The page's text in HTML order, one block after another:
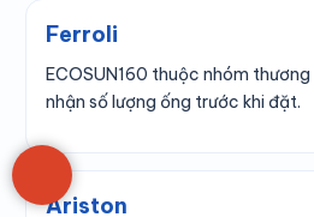
Ferroli
ECOSUN160 thuộc nhóm
nhận số lượng ống trước khi đặt.
Ariston